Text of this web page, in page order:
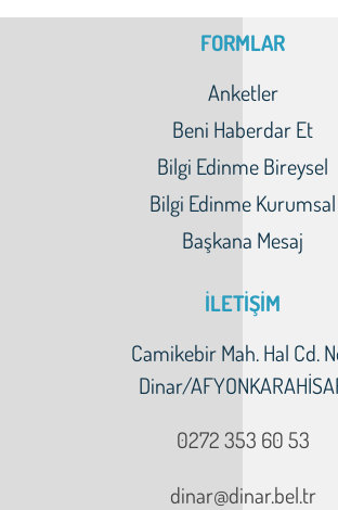
FORMLAR
Anketler
Beni Haberdar Et
Bilgi Edinme Bireysel
Bilgi Edinme Kurumsal
Başkana Mesaj
İLETİŞİM
Camikebir Mah. Hal Cd.
Dinar/
0272 353 60 53
dinar@dinar.bel.tr